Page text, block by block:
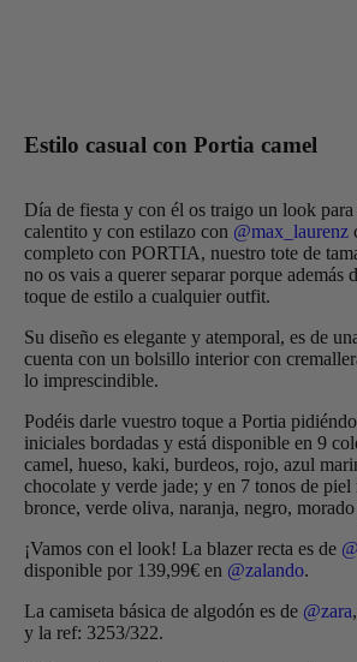
Estilo casual con Portia camel
Día de fiesta y con él os traigo un look
calentito y con estilazo con @max_laurenz
completo con PORTIA, nuestro tote de
no os vais a querer separar porque además
toque de estilo a cualquier outfit.
Su diseño es elegante y atemporal, es de
cuenta con un bolsillo interior con
lo imprescindible.
Podéis darle vuestro toque a Portia
iniciales bordadas y está disponible en 9
camel, hueso, kaki, burdeos, rojo, azul
chocolate y verde jade; y en 7 tonos de piel
bronce, verde oliva, naranja, negro,
¡Vamos con el look! La blazer recta es de
disponible por 139,99€ en @zalando.
La camiseta básica de algodón es de @zara
y la ref: 3253/322.